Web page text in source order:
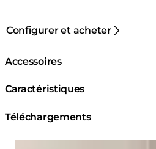
Configurer et acheter
Accessoires
Caractéristiques
Téléchargements